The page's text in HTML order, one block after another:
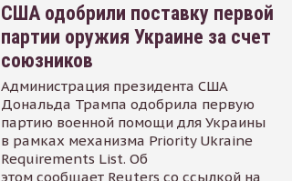
США одобрили поставку первой
партии оружия Украине за счет
союзников
Администрация президента США
Дональда Трампа одобрила первую
партию военной помощи для Украины
в рамках механизма Priority Ukraine
Requirements List. Об
этом сообщает Reuters со ссылкой на